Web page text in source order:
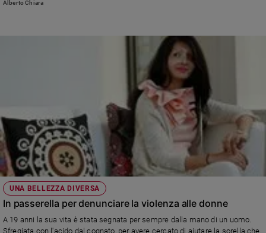
del
giorno
Santo
del
giorno
Società
e
valori
Alberto Chiara
UNA BELLEZZA DIVERSA
In passerella per denunciare la violenza alle donne
A 19 anni la sua vita è stata segnata per sempre dalla mano di un uomo.
Sfregiata con l'acido dal cognato, per avere cercato di aiutare la sorella che